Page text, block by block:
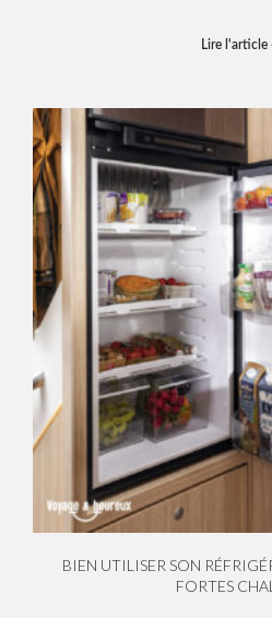
Lire
BIEN UTILISER SON
FORTES